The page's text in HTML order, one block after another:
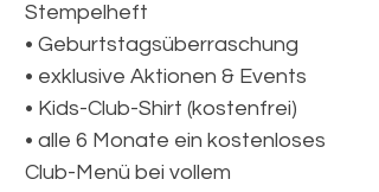
Stempelheft
• Geburtstagsüberraschung
• exklusive Aktionen & Events
• Kids-Club-Shirt (kostenfrei)
• alle 6 Monate ein kostenloses
Club-Menü bei vollem